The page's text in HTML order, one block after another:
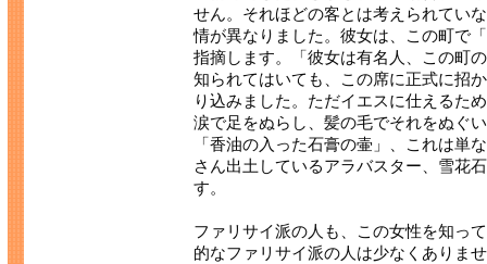
せん。それほどの客とは考えられてい
情が異なりました。彼女は、この町で
指摘します。「彼女は有名人、この町
知られてはいても、この席に正式に招
り込みました。ただイエスに仕えるた
涙で足をぬらし、髪の毛でそれをぬぐ
「香油の入った石膏の壷」、これは単
さん出土しているアラバスター、雪花
す。
ファリサイ派の人も、この女性を知っ
的なファリサイ派の人は少なくありま